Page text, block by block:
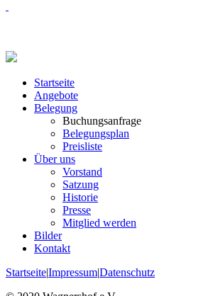
Startseite
Angebote
Belegung
Buchungsanfrage
Belegungsplan
Preisliste
Über uns
Vorstand
Satzung
Historie
Presse
Mitglied werden
Bilder
Kontakt
Startseite|Impressum|Datenschutz